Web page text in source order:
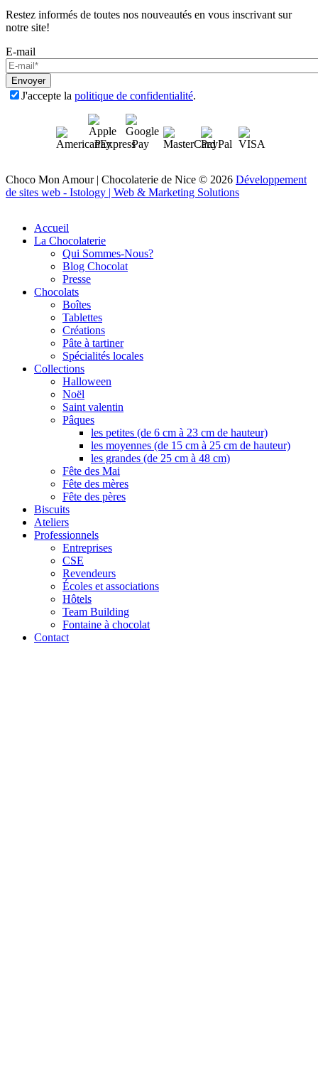
Restez informés de toutes nos nouveautés en vous inscrivant sur
notre site!
E-mail
Envoyer
J'accepte la politique de confidentialité.
Choco Mon Amour | Chocolaterie de Nice © 2026 Développement
de sites web - Istology | Web & Marketing Solutions
Accueil
La Chocolaterie
Qui Sommes-Nous?
Blog Chocolat
Presse
Chocolats
Boîtes
Tablettes
Créations
Pâte à tartiner
Spécialités locales
Collections
Halloween
Noël
Saint valentin
Pâques
les petites (de 6 cm à 23 cm de hauteur)
les moyennes (de 15 cm à 25 cm de hauteur)
les grandes (de 25 cm à 48 cm)
Fête des Mai
Fête des mères
Fête des pères
Biscuits
Ateliers
Professionnels
Entreprises
CSE
Revendeurs
Écoles et associations
Hôtels
Team Building
Fontaine à chocolat
Contact